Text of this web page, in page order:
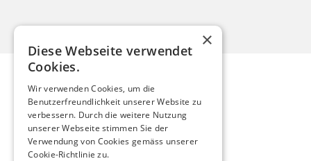
Mario Röthlisberger
mario.roethlisberger@kfnmail.ch
×
Diese Webseite verwendet
Cookies.
Wir verwenden Cookies, um die
Benutzerfreundlichkeit unserer Website zu
verbessern. Durch die weitere Nutzung
unserer Webseite stimmen Sie der
Verwendung von Cookies gemäss unserer
Cookie-Richtlinie zu.